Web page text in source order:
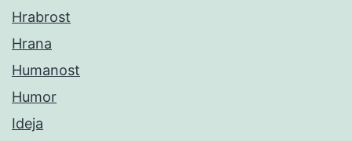
Hrabrost
Hrana
Humanost
Humor
Ideja